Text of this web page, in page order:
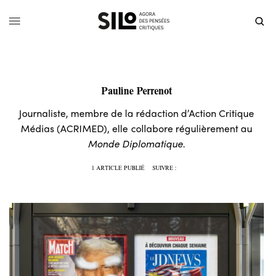
Pauline Perrenot
Journaliste, membre de la rédaction d’Action Critique
Médias (ACRIMED), elle collabore régulièrement au
Monde Diplomatique.
1 ARTICLE PUBLIÉ SUIVRE :